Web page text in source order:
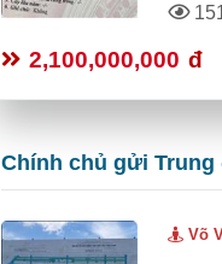
2,100,000,000 đ
Chính chủ gửi Trung
Võ